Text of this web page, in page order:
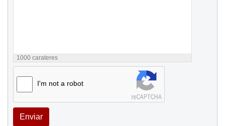
1000 carateres
I'm not a robot
Enviar